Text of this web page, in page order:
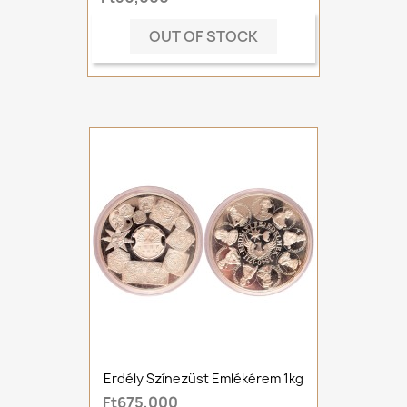
OUT OF STOCK
Erdély Színezüst Emlékérem 1kg
Ft675,000